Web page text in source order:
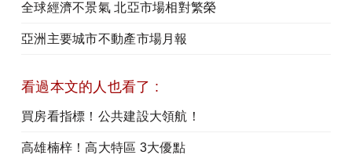
全球經濟不景氣 北亞市場相對繁榮
亞洲主要城市不動產市場月報
看過本文的人也看了 :
買房看指標！公共建設大領航！
高雄楠梓！高大特區 3大優點